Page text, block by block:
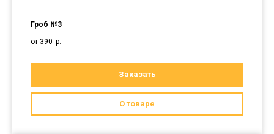
Гроб №3
от 390 р.
Заказать
О товаре